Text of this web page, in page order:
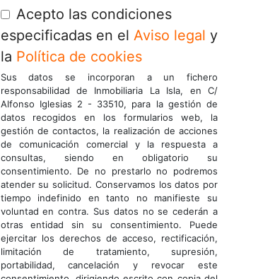
Acepto las condiciones
especificadas en el Aviso legal y
la Política de cookies
Sus datos se incorporan a un fichero
responsabilidad de Inmobiliaria La Isla, en C/
Alfonso Iglesias 2 - 33510, para la gestión de
datos recogidos en los formularios web, la
gestión de contactos, la realización de acciones
de comunicación comercial y la respuesta a
consultas, siendo en obligatorio su
consentimiento. De no prestarlo no podremos
atender su solicitud. Conservamos los datos por
tiempo indefinido en tanto no manifieste su
voluntad en contra. Sus datos no se cederán a
otras entidad sin su consentimiento. Puede
ejercitar los derechos de acceso, rectificación,
limitación de tratamiento, supresión,
portabilidad, cancelación y revocar este